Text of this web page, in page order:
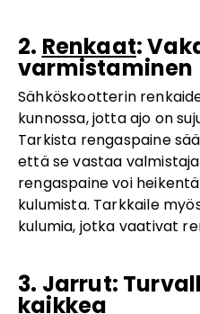
2. Renkaat:
varmistaminen
Sähköskootterin
kunnossa, jotta ajo on
Tarkista rengaspaine
että se vastaa
rengaspaine voi
kulumista. Tarkkaile
kulumia, jotka vaativat
3. Jarrut:
kaikkea